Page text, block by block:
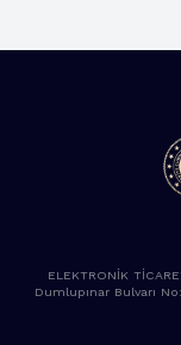
ELEKTRONİK
Dumlupınar Bulvarı